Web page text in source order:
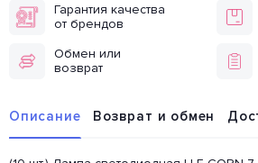
Гарантия качества
от брендов
Обмен или
возврат
Описание Возврат и обмен